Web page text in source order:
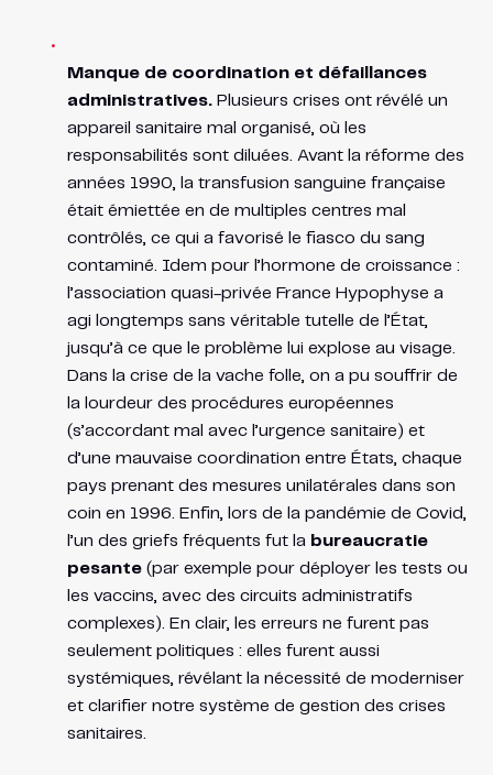
Manque de coordination et défaillances
administratives.Plusieurs crises ont révélé un
appareil sanitaire mal organisé, où les
responsabilités sont diluées. Avant la réforme des
années 1990, la transfusion sanguine française
était émiettée en de multiples centres mal
contrôlés, ce qui a favorisé le fiasco du sang
contaminé​. Idem pour l’hormone de croissance :
l’association quasi-privée France Hypophyse a
agi longtemps sans véritable tutelle de l’État,
jusqu’à ce que le problème lui explose au visage.
Dans la crise de la vache folle, on a pu souffrir de
la lourdeur des procédures européennes
(s’accordant mal avec l’urgence sanitaire) et
d’une mauvaise coordination entre États, chaque
pays prenant des mesures unilatérales dans son
coin en 1996. Enfin, lors de la pandémie de Covid,
l’un des griefs fréquents fut la bureaucratie
pesante(par exemple pour déployer les tests ou
les vaccins, avec des circuits administratifs
complexes). En clair, les erreurs ne furent pas
seulement politiques : elles furent aussi
systémiques, révélant la nécessité de moderniser
et clarifier notre système de gestion des crises
sanitaires.